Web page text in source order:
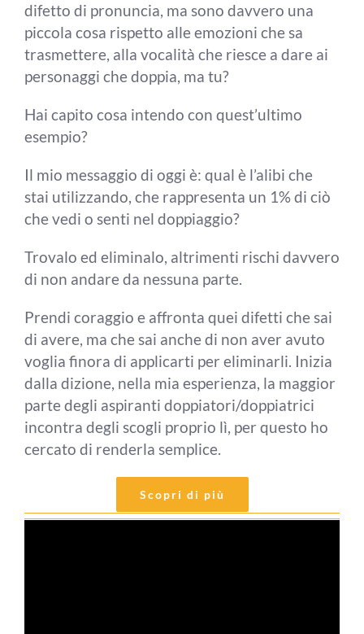
difetto di pronuncia, ma sono davvero una
piccola cosa rispetto alle emozioni che sa
trasmettere, alla vocalità che riesce a dare ai
personaggi che doppia, ma tu?
Hai capito cosa intendo con quest’ultimo
esempio?
Il mio messaggio di oggi è: qual è l’alibi che
stai utilizzando, che rappresenta un 1% di ciò
che vedi o senti nel doppiaggio?
Trovalo ed eliminalo, altrimenti rischi davvero
di non andare da nessuna parte.
Prendi coraggio e affronta quei difetti che sai
di avere, ma che sai anche di non aver avuto
voglia finora di applicarti per eliminarli. Inizia
dalla dizione, nella mia esperienza, la maggior
parte degli aspiranti doppiatori/doppiatrici
incontra degli scogli proprio lì, per questo ho
cercato di renderla semplice.
Scopri di più